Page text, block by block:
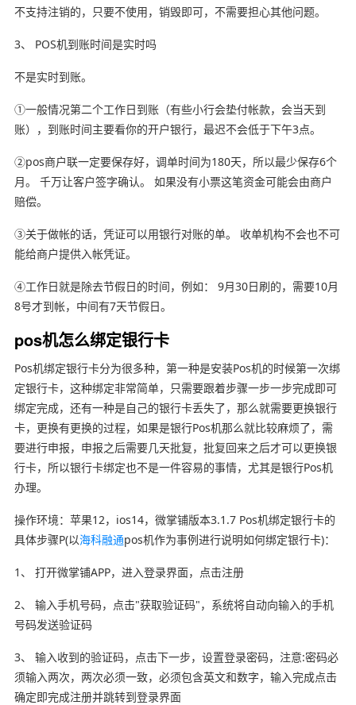
不支持注销的，只要不使用，销毁即可，不需要担心其他问题。
3、 POS机到账时间是实时吗
不是实时到账。
①一般情况第二个工作日到账（有些小行会垫付帐款，会当天到
账），到账时间主要看你的开户银行，最迟不会低于下午3点。
②pos商户联一定要保存好，调单时间为180天，所以最少保存6个
月。 千万让客户签字确认。 如果没有小票这笔资金可能会由商户
赔偿。
③关于做帐的话，凭证可以用银行对账的单。 收单机构不会也不可
能给商户提供入帐凭证。
④工作日就是除去节假日的时间，例如： 9月30日刷的，需要10月
8号才到帐，中间有7天节假日。
pos机怎么绑定银行卡
Pos机绑定银行卡分为很多种，第一种是安装Pos机的时候第一次绑
定银行卡，这种绑定非常简单，只需要跟着步骤一步一步完成即可
绑定完成，还有一种是自己的银行卡丢失了，那么就需要更换银行
卡，更换有更换的过程，如果是银行Pos机那么就比较麻烦了，需
要进行申报，申报之后需要几天批复，批复回来之后才可以更换银
行卡，所以银行卡绑定也不是一件容易的事情，尤其是银行Pos机
办理。
操作环境：苹果12，ios14，微掌铺版本3.1.7 Pos机绑定银行卡的
具体步骤P(以海科融通pos机作为事例进行说明如何绑定银行卡)：
1、 打开微掌铺APP，进入登录界面，点击注册
2、 输入手机号码，点击"获取验证码"，系统将自动向输入的手机
号码发送验证码
3、 输入收到的验证码，点击下一步，设置登录密码，注意:密码必
须输入两次，两次必须一致，必须包含英文和数字，输入完成点击
确定即完成注册并跳转到登录界面